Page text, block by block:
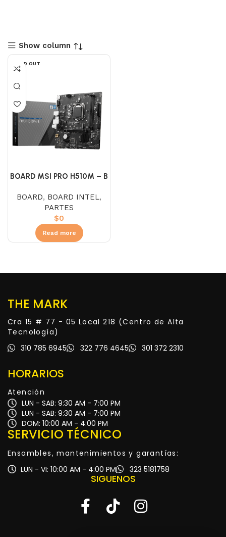
Show column
SOLD OUT
BOARD MSI PRO H510M – B
BOARD, BOARD INTEL,
PARTES
$0
Read more
THE MARK
Cra 15 # 77 - 05 Local 218 (Centro de Alta
Tecnología)
310 785 6945
322 776 4645 301 372 2310
HORARIOS
Atención
LUN - SAB: 9:30 AM - 7:00 PM
LUN - SAB: 9:30 AM - 7:00 PM
DOM: 10:00 AM - 4:00 PM
SERVICIO TÉCNICO
Ensambles, mantenimientos y garantías:
LUN - VI: 10:00 AM - 4:00 PM
323 5181758
SIGUENOS